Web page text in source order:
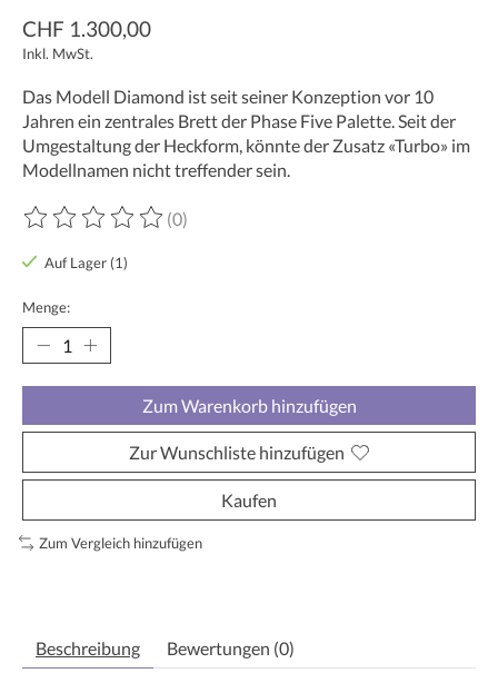
CHF 1.300,00
Inkl. MwSt.
Das Modell Diamond ist seit seiner Konzeption vor 10
Jahren ein zentrales Brett der Phase Five Palette. Seit der
Umgestaltung der Heckform, könnte der Zusatz «Turbo» im
Modellnamen nicht treffender sein.
Die Bewertung dieses Produkts ist
(0)
Auf Lager (1)
Menge:
Zum Warenkorb hinzufügen
Zur Wunschliste hinzufügen
Kaufen
Zum Vergleich hinzufügen
Beschreibung Bewertungen (0)